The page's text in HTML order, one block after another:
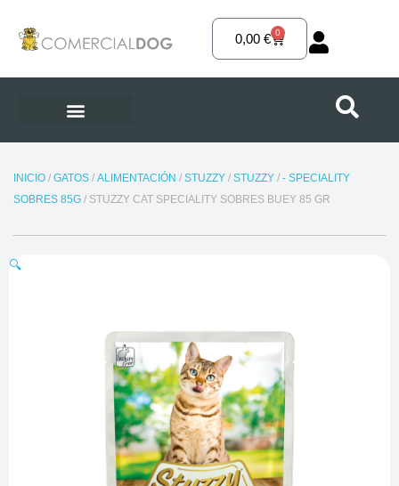
contenido
0,00€ 0
Carrito
INICIO/ GATOS/ ALIMENTACIÓN / STUZZY/ STUZZY/ - SPECIALITY
SOBRES 85G/ STUZZY CAT SPECIALITY SOBRES BUEY 85 GR
🔍